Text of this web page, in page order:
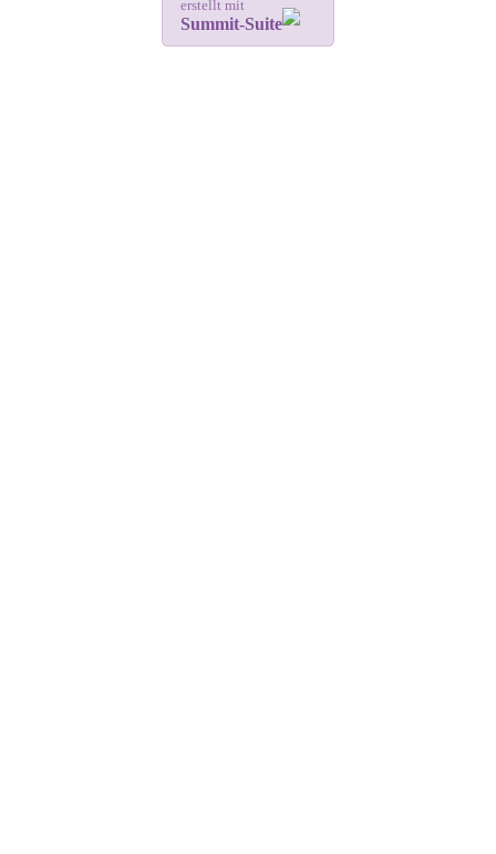
erstellt mit
Summit-Suite